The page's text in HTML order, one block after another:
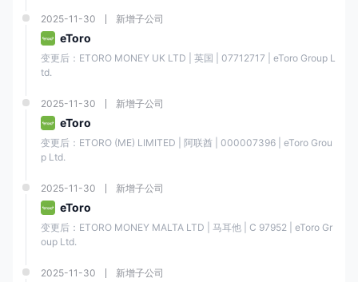
e投睿提供哪些交易工具？
e投睿提供7000多种交易工具，包括6202只股票、703只ETF、42种商
品、55种货币、18个指数和106种加密货币。
是的，e投睿提供模拟账户，允许您使用高达10万美元的虚拟资金进行交
易练习。模拟账户是免费的，可以无限期使用。
2025-11-30 新增子公司
eToro
变更后：ETORO MONEY UK LTD | 英国 | 07712717 | eToro Group L
td.
2025-11-30 新增子公司
eToro
变更后：ETORO (ME) LIMITED | 阿联酋 | 000007396 | eToro Grou
p Ltd.
2025-11-30 新增子公司
eToro
变更后：ETORO MONEY MALTA LTD | 马耳他 | C 97952 | eToro Gr
oup Ltd.
2025-11-30 新增子公司